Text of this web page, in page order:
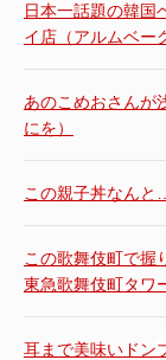
日本一話題の韓国
イ店（アルムベー
あのこめおさんが
にを）
この親子丼なんと
この歌舞伎町で握
東急歌舞伎町タワ
耳まで美味いドン